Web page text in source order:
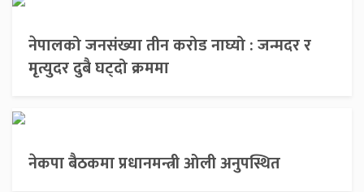
नेपालको जनसंख्या तीन करोड नाघ्यो : जन्मदर र
मृत्युदर दुबै घट्दो क्रममा
नेकपा बैठकमा प्रधानमन्त्री ओली अनुपस्थित